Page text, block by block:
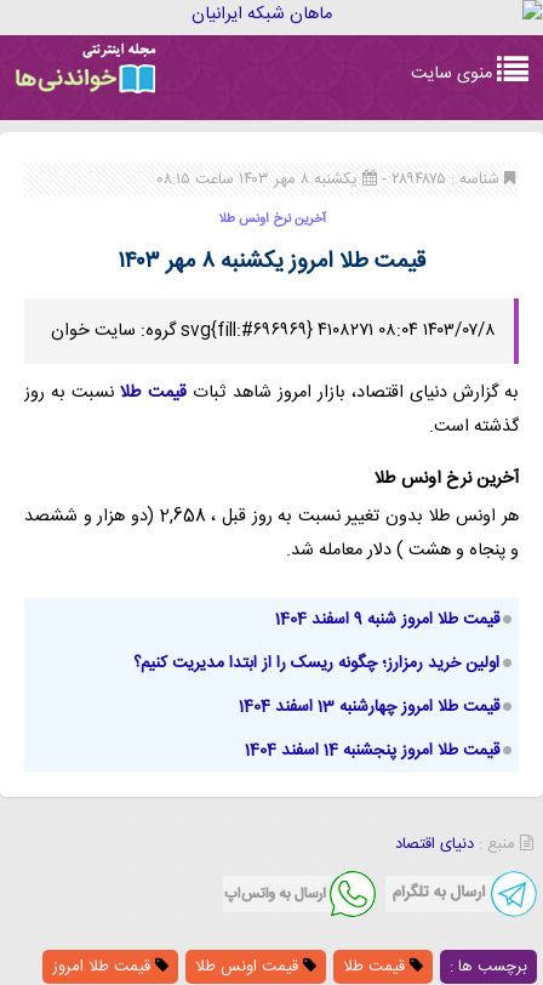
navigation
منوی سایت
شناسه : ۲۸۹۴۸۷۵ - یکشنبه ۸ مهر ۱۴۰۳ ساعت ۰۸:۱۵
آخرین نرخ اونس طلا
قیمت طلا امروز یکشنبه ۸ مهر ۱۴۰۳
۱۴۰۳/۰۷/۸ ۰۸:۰۴ ۴۱۰۸۲۷۱ svg{fill:#۶۹۶۹۶۹} گروه: سایت خوان
به گزارش دنیای اقتصاد، بازار امروز شاهد ثبات قیمت طلانسبت به روز
گذشته است.
آخرین نرخ اونس طلا
هر اونس طلا بدون تغییر نسبت به روز قبل ، 2,658 (دو هزار و ششصد
و پنجاه و هشت ) دلار معامله شد.
قیمت طلا امروز شنبه 9 اسفند 1404
اولین خرید رمزارز؛ چگونه ریسک را از ابتدا مدیریت کنیم؟
قیمت طلا امروز چهارشنبه 13 اسفند 1404
قیمت طلا امروز پنجشنبه 14 اسفند 1404
منبع : دنیای اقتصاد
برچسب ها : قیمت طلا قیمت اونس طلا
قیمت طلا امروز